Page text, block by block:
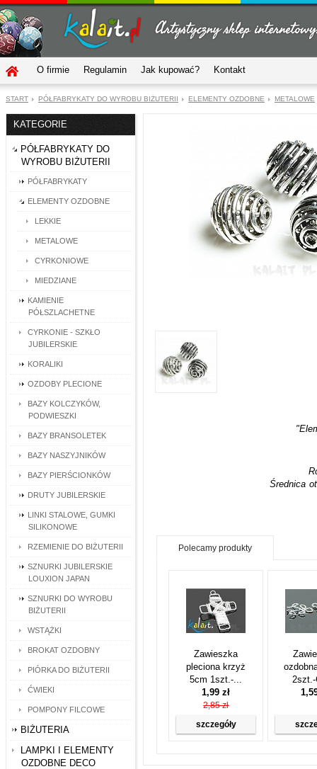
O firmie Regulamin Jak kupować? Kontakt
START PÓŁFABRYKATY DO WYROBU BIŻUTERII ELEMENTY OZDOBNE METALOWE
KATEGORIE
PÓŁFABRYKATY DO
WYROBU BIŻUTERII
PÓŁFABRYKATY
ELEMENTY OZDOBNE
LEKKIE
METALOWE
CYRKONIOWE
MIEDZIANE
KAMIENIE
PÓŁSZLACHETNE
CYRKONIE - SZKŁO
JUBILERSKIE
KORALIKI
OZDOBY PLECIONE
BAZY KOLCZYKÓW,
PODWIESZKI
BAZY BRANSOLETEK
BAZY NASZYJNIKÓW
BAZY PIERŚCIONKÓW
DRUTY JUBILERSKIE
LINKI STALOWE, GUMKI
SILIKONOWE
RZEMIENIE DO BIŻUTERII
SZNURKI JUBILERSKIE
LOUXION JAPAN
SZNURKI DO WYROBU
BIŻUTERII
WSTĄŻKI
BROKAT OZDOBNY
PIÓRKA DO BIŻUTERII
ĆWIEKI
POMPONY FILCOWE
BIŻUTERIA
LAMPKI I ELEMENTY
OZDOBNE DECO
Średnica
Polecamy produkty
Zawieszka
pleciona krzyż
5cm 1szt.-...
1,99 zł
2,85 zł
szczegóły
2szt.-